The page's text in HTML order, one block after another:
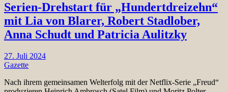
Serien-Drehstart für „Hundertdreizehn“
mit Lia von Blarer, Robert Stadlober,
Anna Schudt und Patricia Aulitzky
27. Juli 2024
Gazette
Nach ihrem gemeinsamen Welterfolg mit der Netflix-Serie „Freud“